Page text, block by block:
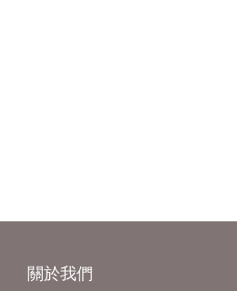
關於我們